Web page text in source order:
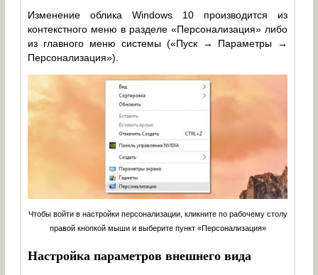
Изменение облика Windows 10 производится из
контекстного меню в разделе «Персонализация» либо
из главного меню системы («Пуск → Параметры →
Персонализация»).
Чтобы войти в настройки персонализации, кликните по рабочему столу
правой кнопкой мыши и выберите пункт «Персонализация»
Настройка параметров внешнего вида